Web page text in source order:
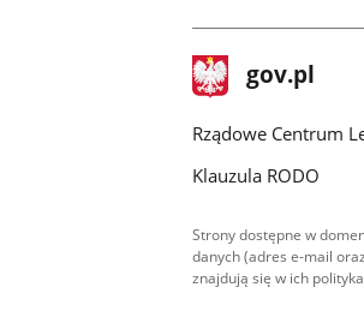
stopka
gov.pl Strona
gov.pl
Rządowe Centrum
Klauzula RODO
Strony dostępne w
danych (adres e-mail
znajdują się w ich